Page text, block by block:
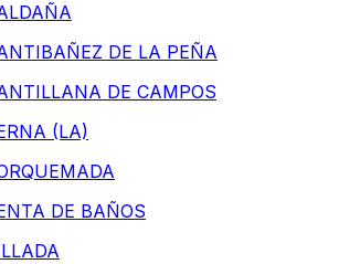
DE LA PEÑA
DE CAMPOS
(LA)
DE BAÑOS